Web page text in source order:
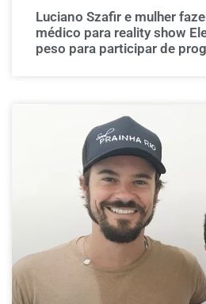
Luciano Szafir e mulher
médico para reality show
peso para participar de